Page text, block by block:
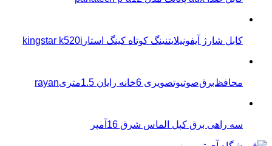
کابل شارژ آیفونیلایتنینگ کوتاه کینگ استارkingstar k520i
محافظ‌برق‌صوتیو‌تصویری 6خانه رایان 1.5متریrayan
سه راهی برق کپل الماس شرق 16آمپر